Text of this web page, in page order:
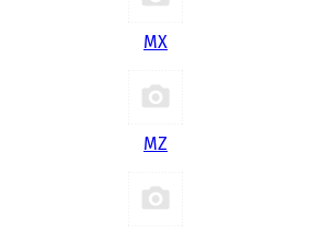
MX
MZ